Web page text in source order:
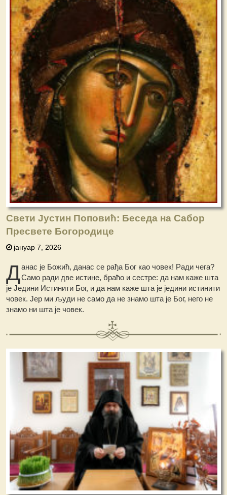
Свети Јустин Поповић: Беседа на Сабор
Пресвете Богородице
јануар 7, 2026
Данас је Божић, данас се рађа Бог као човек! Ради чега?
Само ради две истине, браћо и сестре: да нам каже шта
је Једини Истинити Бог, и да нам каже шта је једини истинити
човек. Јер ми људи не само да не знамо шта је Бог, него не
знамо ни шта је човек.